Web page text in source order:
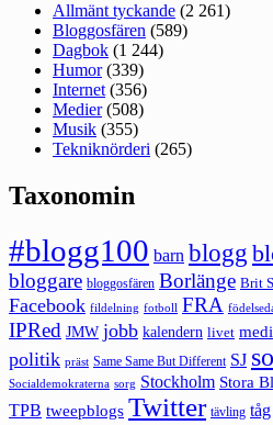
Allmänt tyckande (2 261)
Bloggosfären (589)
Dagbok (1 244)
Humor(339)
Internet (356)
Medier(508)
Musik (355)
Tekniknörderi (265)
Taxonomin
#blogg100 barn blogg
bloggare bloggosfären Borlänge Brit
Facebook fildelning fotboll FRA
IPRed JMW jobb kalendern livet
politik präst Same Same But Different SJ
Socialdemokraterna sorg Stockholm Stora
TPB tweepblogs Twitter tävling tåg